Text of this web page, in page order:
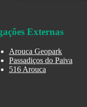
Externas
Arouca Geopark
Passadiços do Paiva
516 Arouca